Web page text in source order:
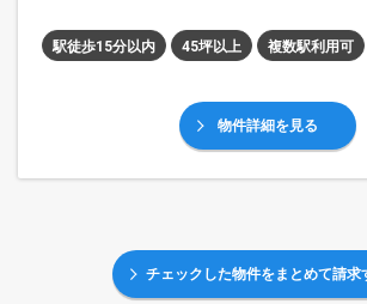
駅徒歩15分以内 45坪以上 複数駅利用可
物件詳細を見る
チェックした物件をまとめて請求